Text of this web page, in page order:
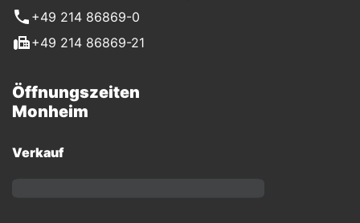
+49 214 86869-0
+49 214 86869-21
Öffnungszeiten
Monheim
Verkauf